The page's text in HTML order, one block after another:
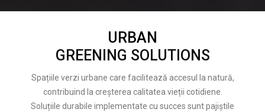
URBAN
GREENING SOLUTIONS
Spațiile verzi urbane care facilitează accesul la natură,
contribuind la creșterea calitatea vieții cotidiene.
Soluțiile durabile implementate cu succes sunt pajiștile